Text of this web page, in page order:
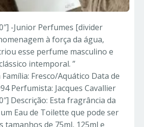
-Junior Perfumes [divider
à força da água,
esse perfume masculino e
intemporal. ”
Fresco/Aquático Data de
Perfumista: Jacques Cavallier
Descrição: Esta fragrância da
Eau de Toilette que pode ser
tamanhos de 75ml, 125ml e